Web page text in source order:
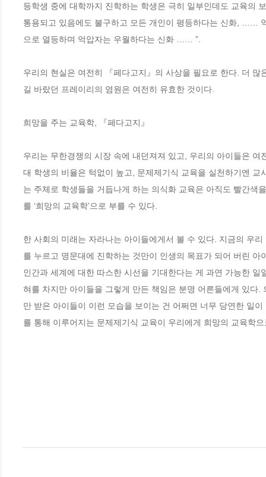
등학생 중에 대학까지 진학하는 학생은 극히 일부인데도 교육의
통용되고 있음에도 불구하고 모든 개인이 평등하다는 신화, ……
으로 열등하며 억압자는 우월하다는 신화 …… ”.
우리의 현실은 여전히 『페다고지』의 사상을 필요로 한다. 더
길 바랐던 프레이리의 염원은 여전히 유효한 것이다.
희망을 주는 교육학, 『페다고지』
우리는 무한경쟁의 시장 속에 내던져져 있고, 우리의 아이들은
대 학생의 비율은 턱없이 높고, 문제제기식 교육을 실천하기엔
는 주체로 학생들을 거듭나게 하는 의식화 교육은 아직도 빨간색
를 ‘희망의 교육학’으로 부를 수 있다.
한 사회의 미래는 자라나는 아이들에게서 볼 수 있다. 지금의 우
를 누르고 명문대에 진학하는 것만이 인생의 목표가 되어 버린
인간과 세계에 대한 따스한 시선을 기대한다는 게 과연 가능한
혀를 차지만 아이들을 그렇게 만든 책임은 분명 어른들에게 있다
만 받은 아이들이 이런 모습을 보이는 건 어쩌면 너무 당연한 일
를 통해 이루어지는 문제제기식 교육이 우리에게 희망의 교육학